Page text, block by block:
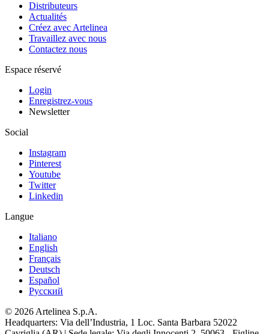
Distributeurs
Actualités
Créez avec Artelinea
Travaillez avec nous
Contactez nous
Espace réservé
Login
Enregistrez-vous
Newsletter
Social
Instagram
Pinterest
Youtube
Twitter
Linkedin
Langue
Italiano
English
Français
Deutsch
Español
Pусский
© 2026 Artelinea S.p.A.
Headquarters: Via dell’Industria, 1 Loc. Santa Barbara 52022